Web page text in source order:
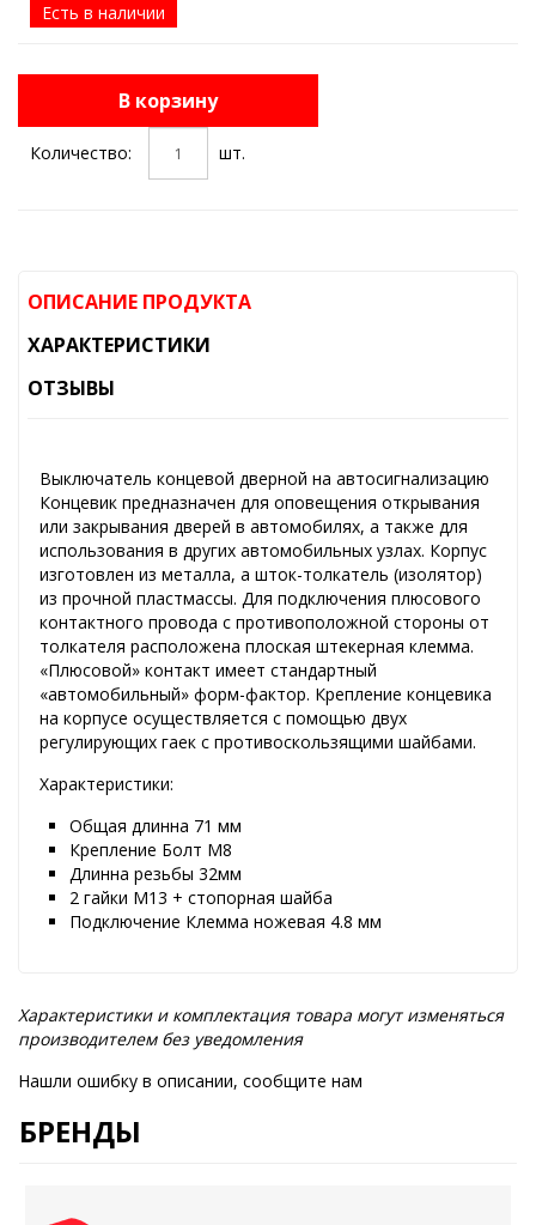
Есть в наличии
В корзину
Количество: шт.
ОПИСАНИЕ ПРОДУКТА
ХАРАКТЕРИСТИКИ
ОТЗЫВЫ
Выключатель концевой дверной на автосигнализацию
Концевик предназначен для оповещения открывания
или закрывания дверей в автомобилях, а также для
использования в других автомобильных узлах. Корпус
изготовлен из металла, а шток-толкатель (изолятор)
из прочной пластмассы. Для подключения плюсового
контактного провода с противоположной стороны от
толкателя расположена плоская штекерная клемма.
«Плюсовой» контакт имеет стандартный
«автомобильный» форм-фактор. Крепление концевика
на корпусе осуществляется с помощью двух
регулирующих гаек с противоскользящими шайбами.
Характеристики:
Общая длинна 71 мм
Крепление Болт М8
Длинна резьбы 32мм
2 гайки M13 + стопорная шайба
Подключение Клемма ножевая 4.8 мм
Характеристики и комплектация товара могут изменяться
производителем без уведомления
Нашли ошибку в описании, сообщите нам
БРЕНДЫ